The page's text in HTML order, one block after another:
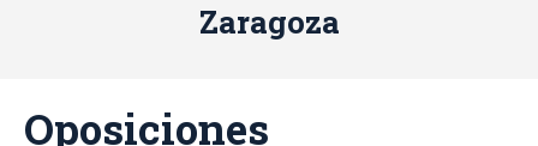
Zaragoza
Oposiciones